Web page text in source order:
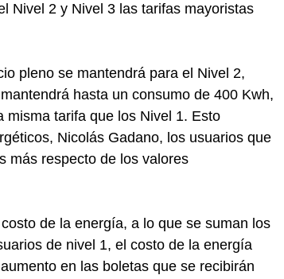
Nivel 2 y Nivel 3 las tarifas mayoristas
pleno se mantendrá para el Nivel 2,
hasta un consumo de 400 Kwh,
misma tarifa que los Nivel 1. Esto
Nicolás Gadano, los usuarios que
más respecto de los valores
de la energía, a lo que se suman los
de nivel 1, el costo de la energía
en las boletas que se recibirán